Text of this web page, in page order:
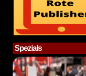
Spezials